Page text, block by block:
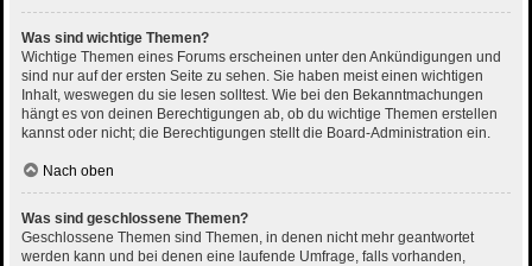
Was sind wichtige Themen?
Wichtige Themen eines Forums erscheinen unter den Ankündigungen und
sind nur auf der ersten Seite zu sehen. Sie haben meist einen wichtigen
Inhalt, weswegen du sie lesen solltest. Wie bei den Bekanntmachungen
hängt es von deinen Berechtigungen ab, ob du wichtige Themen erstellen
kannst oder nicht; die Berechtigungen stellt die Board-Administration ein.
Nach oben
Was sind geschlossene Themen?
Geschlossene Themen sind Themen, in denen nicht mehr geantwortet
werden kann und bei denen eine laufende Umfrage, falls vorhanden,